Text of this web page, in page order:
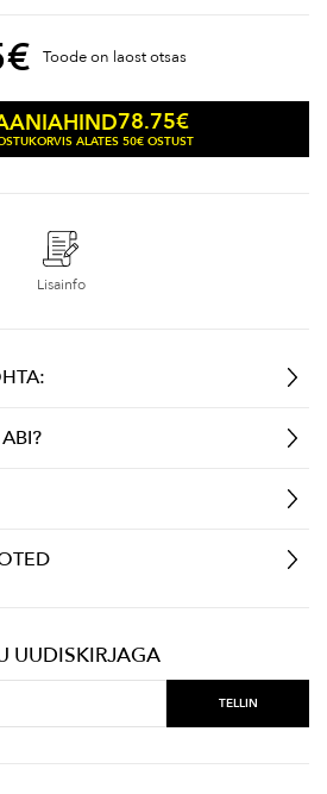
€ Toode on laost otsas
78.75€
ALATES 50€ OSTUST
Lisainfo
UUDISKIRJAGA